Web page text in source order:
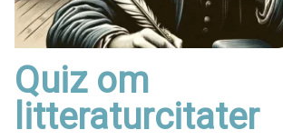
Quiz om
litteraturcitater